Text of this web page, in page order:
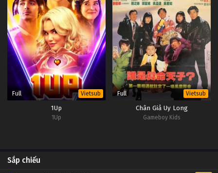
Full Vietsub
1Up
1Up
Full Vietsub
Chân Giả Uy Long
Gameboy Kids
Sắp chiếu